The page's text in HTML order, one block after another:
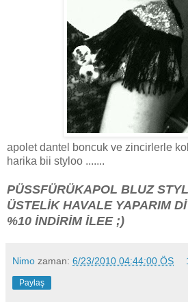
apolet dantel boncuk ve zincirlerle
harika bii styloo .......
PÜSSFÜRÜKAPOL BLUZ
ÜSTELİK HAVALE YAPARIM
%10 İNDİRİM İLEE ;)
Nimo zaman: 6/23/2010 04:44:00 ÖS
Paylaş